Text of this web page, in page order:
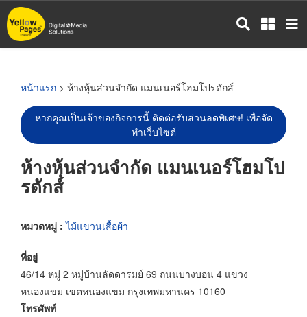
ข้าม
ไป
หน้าแรก > ห้างหุ้นส่วนจำกัด แมนเนอร์โฮมโปรดักส์
หากคุณเป็นเจ้าของกิจการนี้ ติดต่อรับส่วนลดพิเศษ! เพื่อจัด
ทำเว็บไซต์
ห้างหุ้นส่วนจำกัด แมนเนอร์โฮมโป
รดักส์
หมวดหมู่ :ไม้แขวนเสื้อผ้า
ที่อยู่
46/14 หมู่ 2 หมู่บ้านลัดดารมย์ 69 ถนนบางบอน 4 แขวง
หนองแขม เขตหนองแขม กรุงเทพมหานคร 10160
โทรศัพท์